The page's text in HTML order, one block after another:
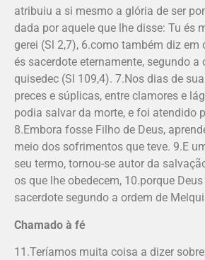
atribuiu a si mesmo a glória de ser
dada por aquele que lhe disse: Tu és
gerei (Sl 2,7), 6.como também diz em
és sacerdote eternamente, segundo
quisedec (Sl 109,4). 7.Nos dias de
preces e súplicas, entre clamores e
podia salvar da morte, e foi atendido
8.Embora fosse Filho de Deus,
meio dos sofrimentos que teve. 9.E
seu termo, tornou-se autor da
os que lhe obedecem, 10.porque
sacerdote segundo a ordem de
Chamado à fé
11.Teríamos muita coisa a dizer